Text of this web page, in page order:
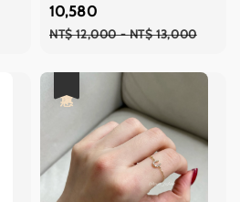
price
10,580
Regular
NT$ 12,000-NT$ 13,000